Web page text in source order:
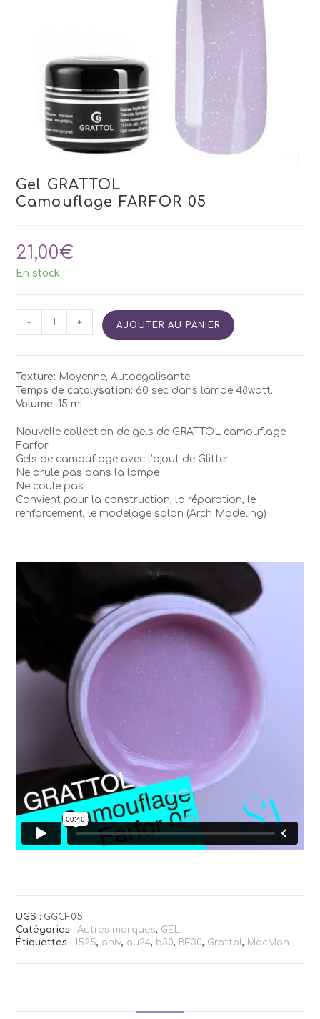
Gel GRATTOL
Camouflage FARFOR 05
21,00€
En stock
quantité
FARFOR
05
- + AJOUTER AU PANIER
Texture: Moyenne, Autoegalisante.
Temps de catalysation: 60 sec dans lampe 48watt.
Volume:15 ml
Nouvelle collection de gels de GRATTOL camouflage
Farfor
Gels de camouflage avec l’ajout de Glitter
Ne brule pas dans la lampe
Ne coule pas
Convient pour la construction, la réparation, le
renforcement, le modelage salon (Arch Modeling)
UGS : GGCF05
Catégories :Autres marques, GEL
Étiquettes : 1525, aniv, au24, b30, BF30, Grattol, MacMan